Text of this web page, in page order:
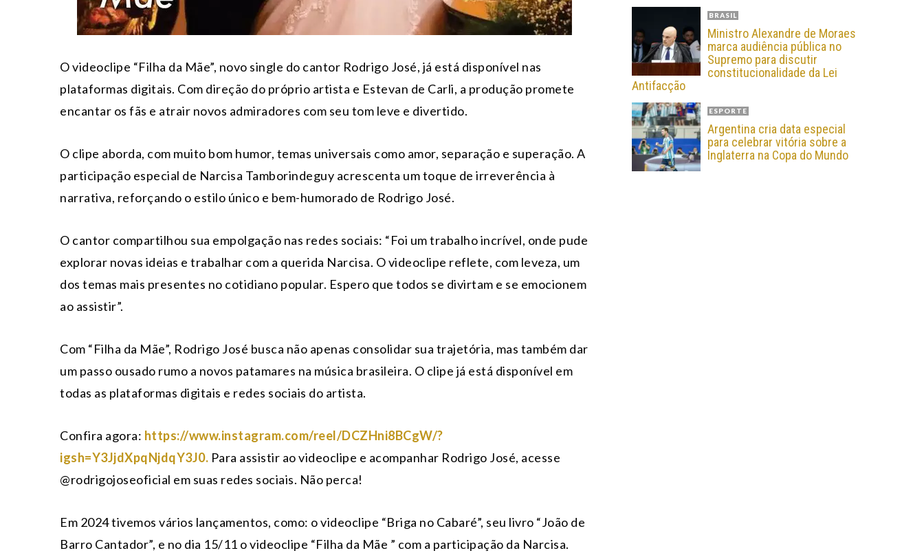
O videoclipe “Filha da Mãe”, novo single do cantor Rodrigo José, já está disponível nas
plataformas digitais. Com direção do próprio artista e Estevan de Carli, a produção promete
encantar os fãs e atrair novos admiradores com seu tom leve e divertido.
O clipe aborda, com muito bom humor, temas universais como amor, separação e superação. A
participação especial de Narcisa Tamborindeguy acrescenta um toque de irreverência à
narrativa, reforçando o estilo único e bem-humorado de Rodrigo José.
O cantor compartilhou sua empolgação nas redes sociais: “Foi um trabalho incrível, onde pude
explorar novas ideias e trabalhar com a querida Narcisa. O videoclipe reflete, com leveza, um
dos temas mais presentes no cotidiano popular. Espero que todos se divirtam e se emocionem
ao assistir”.
Com “Filha da Mãe”, Rodrigo José busca não apenas consolidar sua trajetória, mas também dar
um passo ousado rumo a novos patamares na música brasileira. O clipe já está disponível em
todas as plataformas digitais e redes sociais do artista.
Confira agora: https://www.instagram.com/reel/DCZHni8BCgW/?
igsh=Y3JjdXpqNjdqY3J0. Para assistir ao videoclipe e acompanhar Rodrigo José, acesse
@rodrigojoseoficial em suas redes sociais. Não perca!
Em 2024 tivemos vários lançamentos, como: o videoclipe “Briga no Cabaré”, seu livro “João de
Barro Cantador”, e no dia 15/11 o videoclipe “Filha da Mãe ” com a participação da Narcisa.
BRASIL
Ministro Alexandre de Moraes
marca audiência pública no
Supremo para discutir
constitucionalidade da Lei
Antifacção
ESPORTE
Argentina cria data especial
para celebrar vitória sobre a
Inglaterra na Copa do Mundo